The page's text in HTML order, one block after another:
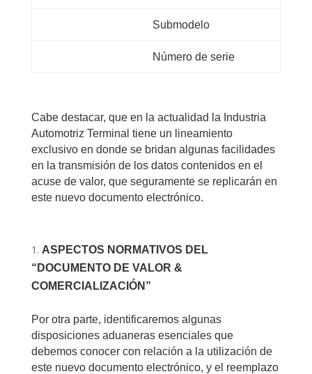
Submodelo
Número de serie
Cabe destacar, que en la actualidad la Industria
Automotriz Terminal tiene un lineamiento
exclusivo en donde se bridan algunas facilidades
en la transmisión de los datos contenidos en el
acuse de valor, que seguramente se replicarán en
este nuevo documento electrónico.
ASPECTOS NORMATIVOS DEL
“ DOCUMENTO DE VALOR &
COMERCIALIZACIÓN”
Por otra parte, identificaremos algunas
disposiciones aduaneras esenciales que
debemos conocer con relación a la utilización de
este nuevo documento electrónico, y el reemplazo